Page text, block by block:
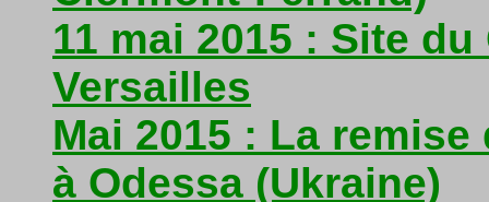
11 mai 2015 : Site
Versailles
Mai 2015 : La
à Odessa (Ukraine)